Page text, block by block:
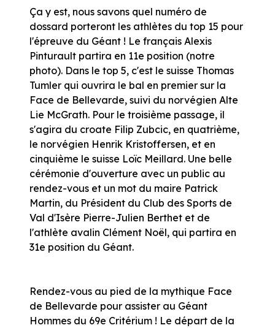
Ça y est, nous savons quel numéro de
dossard porteront les athlètes du top 15 pour
l'épreuve du Géant ! Le français Alexis
Pinturault partira en 11e position (notre
photo). Dans le top 5, c'est le suisse Thomas
Tumler qui ouvrira le bal en premier sur la
Face de Bellevarde, suivi du norvégien Alte
Lie McGrath. Pour le troisième passage, il
s'agira du croate Filip Zubcic, en quatrième,
le norvégien Henrik Kristoffersen, et en
cinquième le suisse Loïc Meillard. Une belle
cérémonie d'ouverture avec un public au
rendez-vous et un mot du maire Patrick
Martin, du Président du Club des Sports de
Val d'Isère Pierre-Julien Berthet et de
l'athlète avalin Clément Noël, qui partira en
31e position du Géant.
Rendez-vous au pied de la mythique Face
de Bellevarde pour assister au Géant
Hommes du 69e Critérium ! Le départ de la